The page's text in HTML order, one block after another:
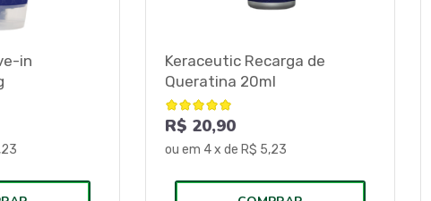
in
Keraceutic Recarga de
Queratina 20ml
R$ 20,90
ou em 4x de R$ 5,23